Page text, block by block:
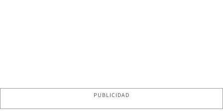
PUBLICIDAD